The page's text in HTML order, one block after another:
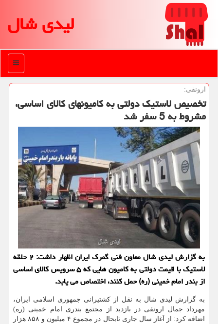
لیدی شال
منو
ارونقی:
تخصیص لاستیك دولتی به كامیونهای كالای اساسی،
مشروط به 5 سفر شد
به گزارش لیدی شال معاون فنی گمرک ایران اظهار داشت: ۲ حلقه
لاستیک با قیمت دولتی به کامیون هایی که ۵ سرویس کالای اساسی
از بندر امام خمینی (ره) حمل کنند، اختصاص می یابد.
به گزارش لیدی شال به نقل از کشتیرانی جمهوری اسلامی ایران،
مهرداد جمال ارونقی در بازدید از مجتمع بندری امام خمینی (ره)
اضافه کرد: از آغاز سال جاری تابحال در مجموع ۴ میلیون و ۸۵۸ هزار